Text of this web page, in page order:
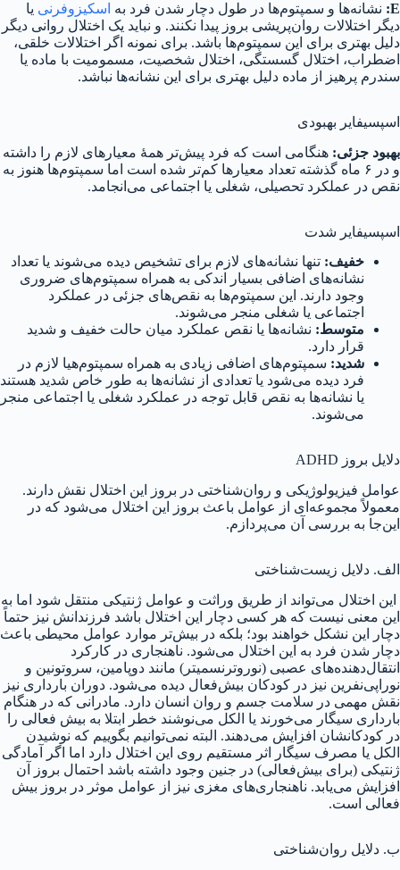
E: نشانه‌ها و سمپتوم‌ها در طول دچار شدن فرد به اسکیزوفرنی یا
دیگر اختلالات روان‌پریشی بروز پیدا نکنند. و نباید یک اختلال روانی دیگر
دلیل بهتری برای این سمپتوم‌ها باشد. برای نمونه اگر اختلالات خلقی،
اضطراب، اختلال گسستگی، اختلال شخصیت، مسمومیت با ماده یا
سندرم پرهیز از ماده دلیل بهتری برای این نشانه‌ها نباشد.
اسپسیفایر بهبودی
بهبود جزئی: هنگامی است که فرد پیش‌تر همهٔ معیارهای لازم را داشته
و در ۶ ماه گذشته تعداد معیارها کم‌تر شده است اما سمپتوم‌ها هنوز به
نقص در عملکرد تحصیلی، شغلی یا اجتماعی می‌انجامد.
اسپسیفایر شدت
خفیف: تنها نشانه‌های لازم برای تشخیص دیده می‌شوند یا تعداد
نشانه‌های اضافی بسیار اندکی به همراه سمپتوم‌های ضروری
وجود دارند. این سمپتوم‌ها به نقص‌های جزئی در عملکرد
اجتماعی یا شغلی منجر می‌شوند.
متوسط: نشانه‌ها یا نقص عملکرد میان حالت خفیف و شدید
قرار دارد.
شدید: سمپتوم‌های اضافی زیادی به همراه سمپتوم‌هیا لازم در
فرد دیده می‌شود یا تعدادی از نشانه‌ها به طور خاص شدید هستند
یا نشانه‌ها به نقص قابل توجه در عملکرد شغلی یا اجتماعی منجر
می‌شوند.
دلایل بروز ADHD
عوامل فیزیولوژیکی و روان‌شناختی در بروز این اختلال نقش دارند.
معمولاً مجموعه‌ای از عوامل باعث بروز این اختلال می‌شود که در
این‌جا به بررسی آن می‌پردازم.
الف. دلایل زیست‌شناختی
این اختلال می‌تواند از طریق وراثت و عوامل ژنتیکی منتقل شود اما به
این معنی نیست که هر کسی دچار این اختلال باشد فرزندانش نیز حتماً
دچار این نشکل خواهند بود؛ بلکه در بیش‌تر موارد عوامل محیطی باعث
دچار شدن فرد به این اختلال می‌شود. ناهنجاری در کارکرد
انتقال‌دهنده‌های عصبی (نوروترنسمیتر) مانند دوپامین، سروتونین و
نوراپی‌نفرین نیز در کودکان بیش‌فعال دیده می‌شود. دوران بارداری نیز
نقش مهمی در سلامت جسم و روان انسان دارد. مادرانی که در هنگام
بارداری سیگار می‌خورند یا الکل می‌نوشند خطر ابتلا به بیش فعالی را
در کودکانشان افزایش می‌دهند. البته نمی‌توانیم بگوییم که نوشیدن
الکل یا مصرف سیگار اثر مستقیم روی این اختلال دارد اما اگر آمادگی
ژنتیکی (برای بیش‌فعالی) در جنین وجود داشته باشد احتمال بروز آن
افزایش می‌یابد. ناهنجاری‌های مغزی نیز از عوامل موثر در بروز بیش
فعالی است.
ب. دلایل روان‌شناختی